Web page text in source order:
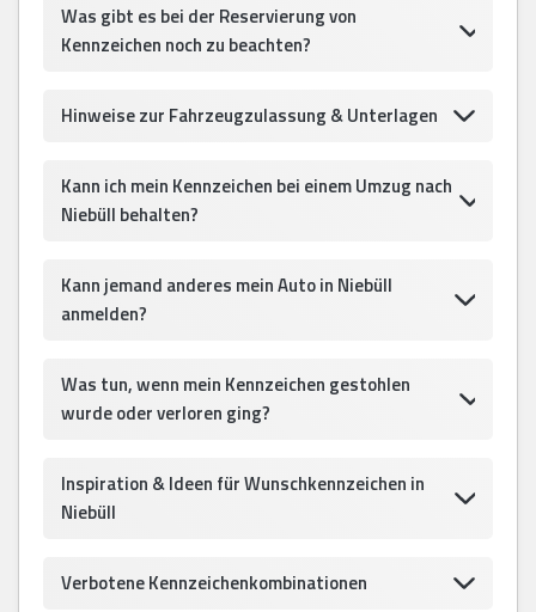
Was gibt es bei der Reservierung von
Kennzeichen noch zu beachten?
Hinweise zur Fahrzeugzulassung & Unterlagen
Kann ich mein Kennzeichen bei einem Umzug nach
Niebüll behalten?
Kann jemand anderes mein Auto in Niebüll
anmelden?
Was tun, wenn mein Kennzeichen gestohlen
wurde oder verloren ging?
Inspiration & Ideen für Wunschkennzeichen in
Niebüll
Verbotene Kennzeichenkombinationen